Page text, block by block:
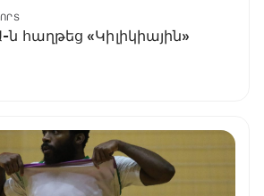
հաղթեց «Կիլիկիային»